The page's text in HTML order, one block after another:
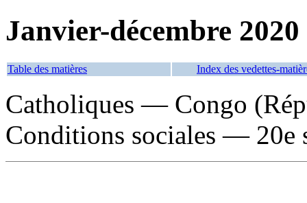
Janvier-décembre 2020
Table des matières Index des vedettes-
Catholiques — Congo
Conditions sociales — 20e